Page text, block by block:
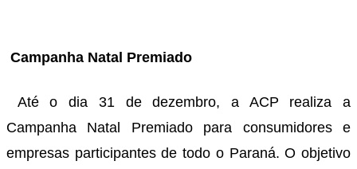
Campanha Natal Premiado
Até o dia 31 de dezembro, a ACP realiza a
Campanha Natal Premiado para consumidores e
empresas participantes de todo o Paraná. O objetivo